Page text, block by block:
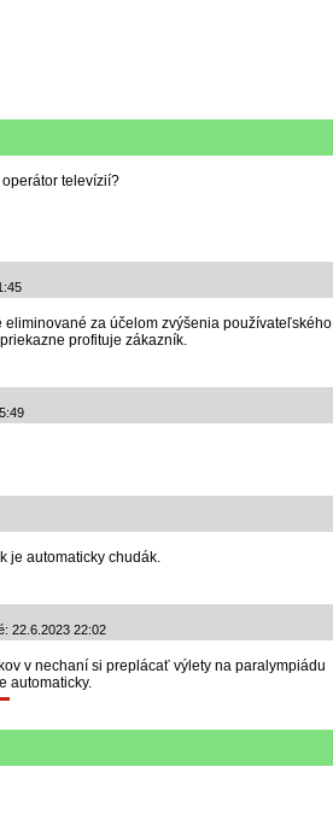
televízií?
za účelom zvýšenia používateľského
profituje zákazník.
je automaticky chudák.
22.6.2023 22:02
v nechaní si preplácať výlety na paralympiádu
automaticky.